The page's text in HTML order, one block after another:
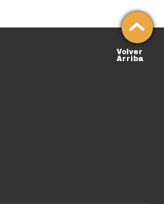
Volver
Arriba